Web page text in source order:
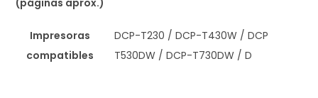
Impresoras
compatibles
DCP-T230 / DCP-T430W / DCP
T530DW / DCP-T730DW / D